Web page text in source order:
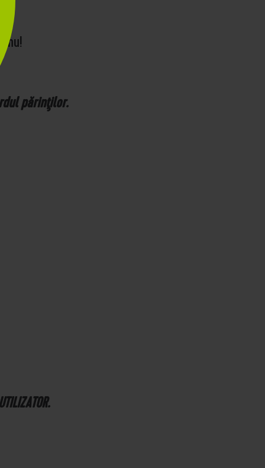
nu!
părinţilor.